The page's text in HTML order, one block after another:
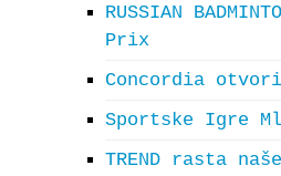
RUSSIAN
Prix
Concordia
Sportske Igre
TREND rasta